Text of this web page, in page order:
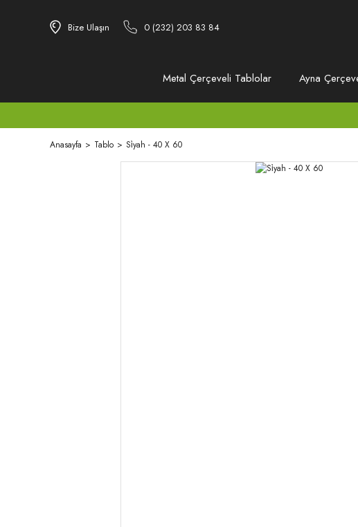
Bize Ulaşın 0 (232) 203 83 84
Metal Çerçeveli Tablolar Ayna
Anasayfa Tablo Si̇yah - 40 X 60